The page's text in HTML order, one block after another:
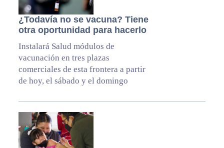
¿Todavía no se vacuna? Tiene
otra oportunidad para hacerlo
Instalará Salud módulos de
vacunación en tres plazas
comerciales de esta frontera a partir
de hoy, el sábado y el domingo